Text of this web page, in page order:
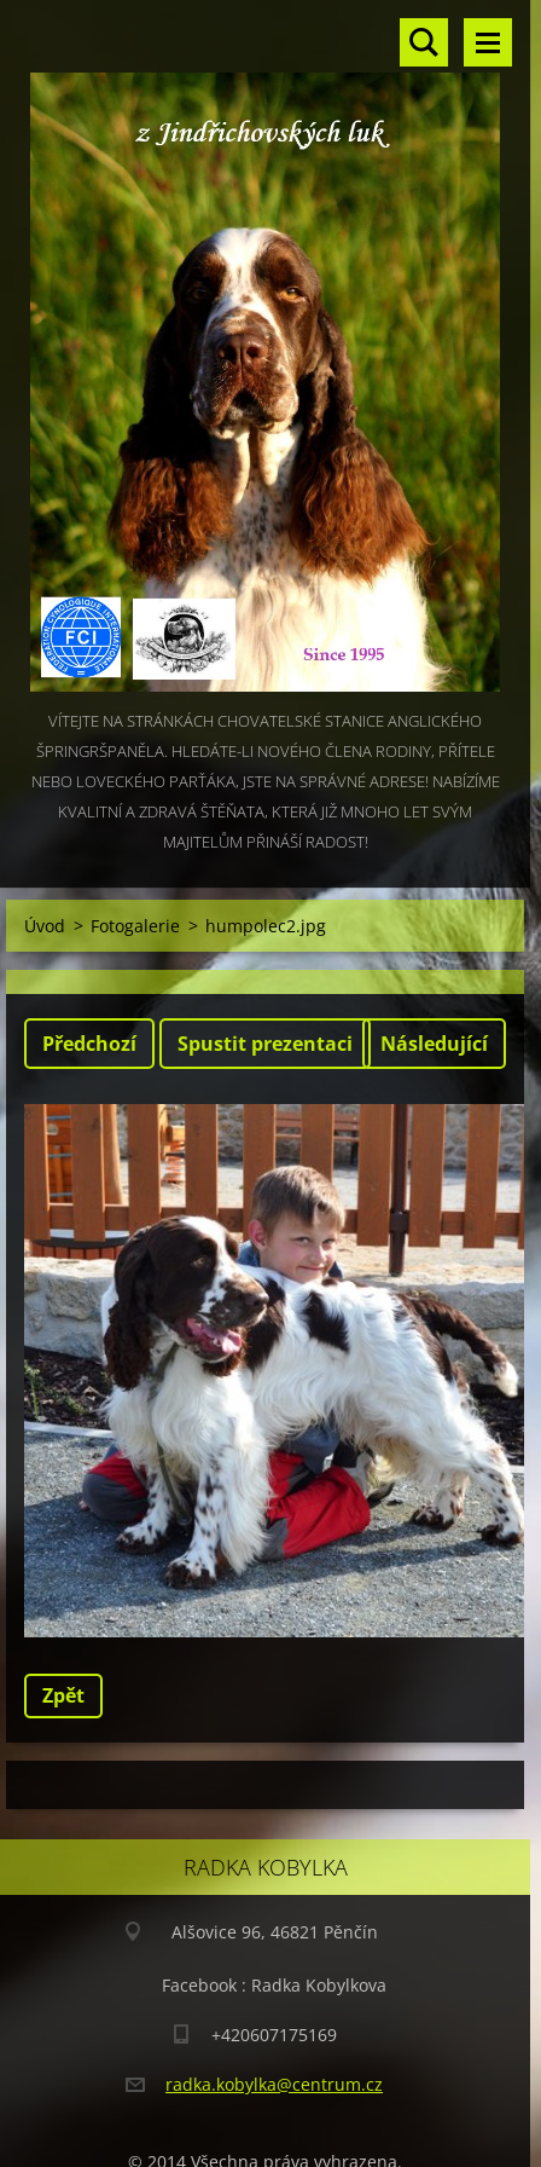
VÍTEJTE NA STRÁNKÁCH CHOVATELSKÉ STANICE ANGLICKÉHO
ŠPRINGRŠPANĚLA. HLEDÁTE-LI NOVÉHO ČLENA RODINY, PŘÍTELE
NEBO LOVECKÉHO PARŤÁKA, JSTE NA SPRÁVNÉ ADRESE! NABÍZÍME
KVALITNÍ A ZDRAVÁ ŠTĚŇATA, KTERÁ JIŽ MNOHO LET SVÝM
MAJITELŮM PŘINÁŠÍ RADOST!
Úvod > Fotogalerie > humpolec2.jpg
Předchozí Spustit prezentaci Následující
Zpět
RADKA KOBYLKA
Alšovice 96, 46821 Pěnčín
Facebook : Radka Kobylkova
+420607175169
radka.kobylka@centrum.cz
© 2014 Všechna práva vyhrazena.